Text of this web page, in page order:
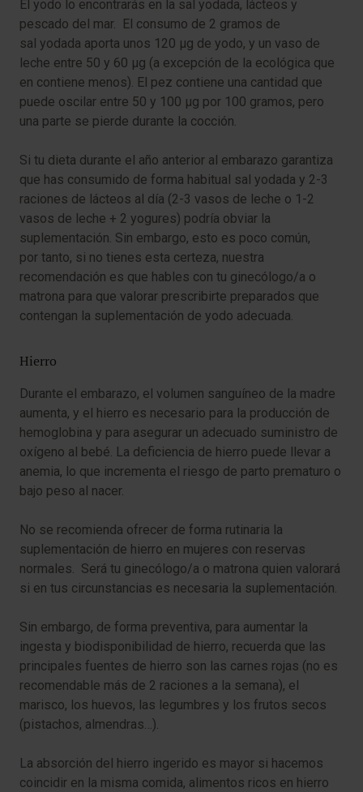
El yodo lo encontrarás en la sal yodada, lácteos y
pescado del mar. El consumo de 2 gramos de
sal yodada aporta unos 120 µg de yodo, y un vaso de
leche entre 50 y 60 µg (a excepción de la ecológica que
en contiene menos). El pez contiene una cantidad que
puede oscilar entre 50 y 100 µg por 100 gramos, pero
una parte se pierde durante la cocción.
Si tu dieta durante el año anterior al embarazo garantiza
que has consumido de forma habitual sal yodada y 2-3
raciones de lácteos al día (2-3 vasos de leche o 1-2
vasos de leche + 2 yogures) podría obviar la
suplementación. Sin embargo, esto es poco común,
por tanto, si no tienes esta certeza, nuestra
recomendación es que hables con tu ginecólogo/a o
matrona para que valorar prescribirte preparados que
contengan la suplementación de yodo adecuada.
Hierro
Durante el embarazo, el volumen sanguíneo de la madre
aumenta, y el hierro es necesario para la producción de
hemoglobina y para asegurar un adecuado suministro de
oxígeno al bebé. La deficiencia de hierro puede llevar a
anemia, lo que incrementa el riesgo de parto prematuro o
bajo peso al nacer.
No se recomienda ofrecer de forma rutinaria la
suplementación de hierro en mujeres con reservas
normales. Será tu ginecólogo/a o matrona quien valorará
si en tus circunstancias es necesaria la suplementación.
Sin embargo, de forma preventiva, para aumentar la
ingesta y biodisponibilidad de hierro, recuerda que las
principales fuentes de hierro son las carnes rojas (no es
recomendable más de 2 raciones a la semana), el
marisco, los huevos, las legumbres y los frutos secos
(pistachos, almendras…).
La absorción del hierro ingerido es mayor si hacemos
coincidir en la misma comida, alimentos ricos en hierro